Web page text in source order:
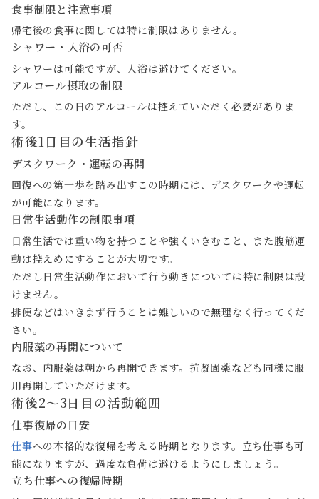
食事制限と注意事項
帰宅後の食事に関しては特に制限はありません。
シャワー・入浴の可否
シャワーは可能ですが、入浴は避けてください。
アルコール摂取の制限
ただし、この日のアルコールは控えていただく必要がありま
す。
術後1日目の生活指針
デスクワーク・運転の再開
回復への第一歩を踏み出すこの時期には、デスクワークや運転
が可能になります。
日常生活動作の制限事項
日常生活では重い物を持つことや強くいきむこと、また腹筋運
動は控えめにすることが大切です。
ただし日常生活動作において行う動きについては特に制限は設
けません。
排便などはいきまず行うことは難しいので無理なく行ってくだ
さい。
内服薬の再開について
なお、内服薬は朝から再開できます。抗凝固薬なども同様に服
用再開していただけます。
術後2〜3日目の活動範囲
仕事復帰の目安
仕事への本格的な復帰を考える時期となります。立ち仕事も可
能になりますが、過度な負荷は避けるようにしましょう。
立ち仕事への復帰時期